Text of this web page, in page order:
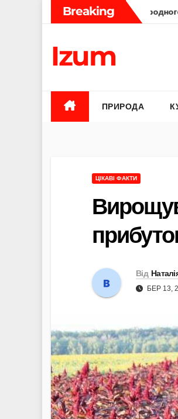
Breaking
діамант від природного
Izum
ПРИРОДА
ЦІКАВІ ФАКТИ
Від
БЕР 13,